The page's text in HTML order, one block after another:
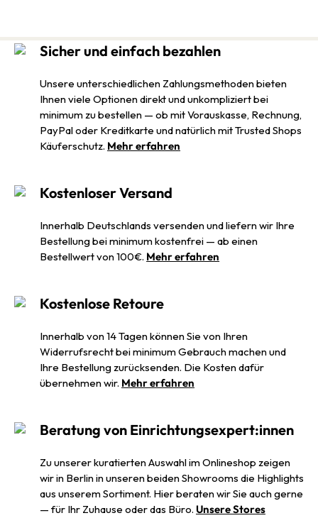
Sicher und einfach bezahlen
Unsere unterschiedlichen Zahlungsmethoden bieten
Ihnen viele Optionen direkt und unkompliziert bei
minimum zu bestellen — ob mit Vorauskasse, Rechnung,
PayPal oder Kreditkarte und natürlich mit Trusted Shops
Käuferschutz. Mehr erfahren
Kostenloser Versand
Innerhalb Deutschlands versenden und liefern wir Ihre
Bestellung bei minimum kostenfrei — ab einen
Bestellwert von 100€. Mehr erfahren
Kostenlose Retoure
Innerhalb von 14 Tagen können Sie von Ihren
Widerrufsrecht bei minimum Gebrauch machen und
Ihre Bestellung zurücksenden. Die Kosten dafür
übernehmen wir. Mehr erfahren
Beratung von Einrichtungsexpert:innen
Zu unserer kuratierten Auswahl im Onlineshop zeigen
wir in Berlin in unseren beiden Showrooms die Highlights
aus unserem Sortiment. Hier beraten wir Sie auch gerne
— für Ihr Zuhause oder das Büro. Unsere Stores